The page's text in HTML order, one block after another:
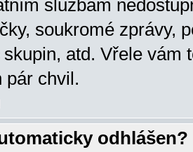
službám
soukromé zprávy,
atd. Vřele vám
pár chvil.
odhlášen?